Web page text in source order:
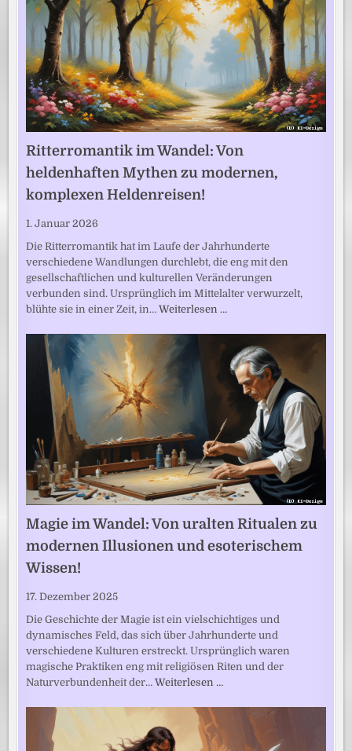
Ritterromantik im Wandel: Von
heldenhaften Mythen zu modernen,
komplexen Heldenreisen!
1. Januar 2026
Die Ritterromantik hat im Laufe der Jahrhunderte
verschiedene Wandlungen durchlebt, die eng mit den
gesellschaftlichen und kulturellen Veränderungen
verbunden sind. Ursprünglich im Mittelalter verwurzelt,
blühte sie in einer Zeit, in…Weiterlesen …
Magie im Wandel: Von uralten Ritualen zu
modernen Illusionen und esoterischem
Wissen!
17. Dezember 2025
Die Geschichte der Magie ist ein vielschichtiges und
dynamisches Feld, das sich über Jahrhunderte und
verschiedene Kulturen erstreckt. Ursprünglich waren
magische Praktiken eng mit religiösen Riten und der
Naturverbundenheit der…Weiterlesen …